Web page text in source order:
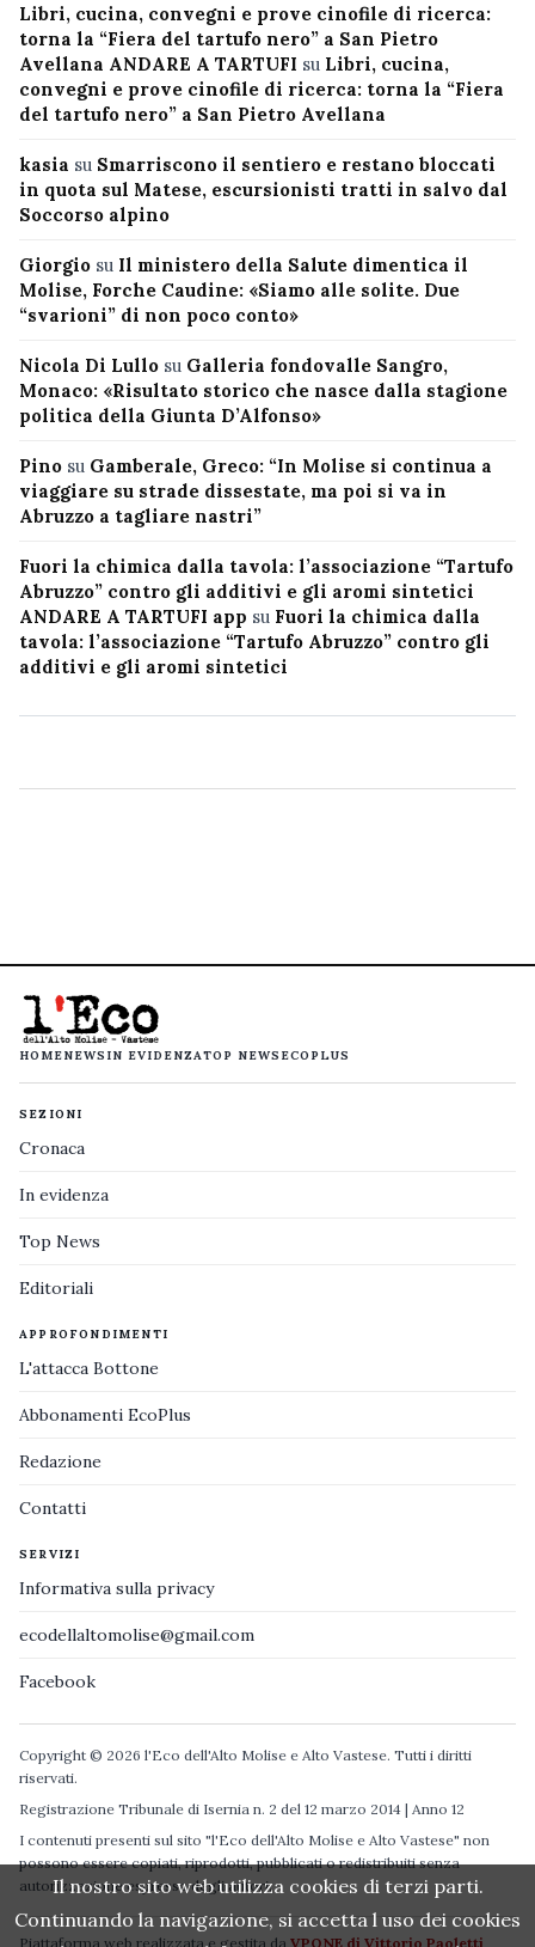
Libri, cucina, convegni e prove cinofile di ricerca:
torna la “Fiera del tartufo nero” a San Pietro
Avellana ANDARE A TARTUFI su Libri, cucina,
convegni e prove cinofile di ricerca: torna la “Fiera
del tartufo nero” a San Pietro Avellana
kasia su Smarriscono il sentiero e restano bloccati
in quota sul Matese, escursionisti tratti in salvo dal
Soccorso alpino
Giorgio su Il ministero della Salute dimentica il
Molise, Forche Caudine: «Siamo alle solite. Due
“svarioni” di non poco conto»
Nicola Di Lullo su Galleria fondovalle Sangro,
Monaco: «Risultato storico che nasce dalla stagione
politica della Giunta D’Alfonso»
Pino su Gamberale, Greco: “In Molise si continua a
viaggiare su strade dissestate, ma poi si va in
Abruzzo a tagliare nastri”
Fuori la chimica dalla tavola: l’associazione “Tartufo
Abruzzo” contro gli additivi e gli aromi sintetici
ANDARE A TARTUFI app su Fuori la chimica dalla
tavola: l’associazione “Tartufo Abruzzo” contro gli
additivi e gli aromi sintetici
HOMENEWS IN EVIDENZATOP NEWS ECOPLUS
SEZIONI
Cronaca
In evidenza
Top News
Editoriali
APPROFONDIMENTI
L'attacca Bottone
Abbonamenti EcoPlus
Redazione
Contatti
SERVIZI
Informativa sulla privacy
ecodellaltomolise@gmail.com
Facebook
Copyright © 2026 l'Eco dell'Alto Molise e Alto Vastese. Tutti i diritti
riservati.
Registrazione Tribunale di Isernia n. 2 del 12 marzo 2014 | Anno 12
I contenuti presenti sul sito "l'Eco dell'Alto Molise e Alto Vastese" non
possono essere copiati, riprodotti, pubblicati o redistribuiti senza
autorizzazione espressa degli autori.
Piattaforma web realizzata e gestita da VPONE di Vittorio Paoletti
Il nostro sito web utilizza cookies di terzi parti.
Continuando la navigazione, si accetta l uso dei cookies